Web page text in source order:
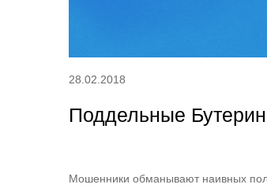
28.02.2018
Поддельные
Мошенники обманывают наивных